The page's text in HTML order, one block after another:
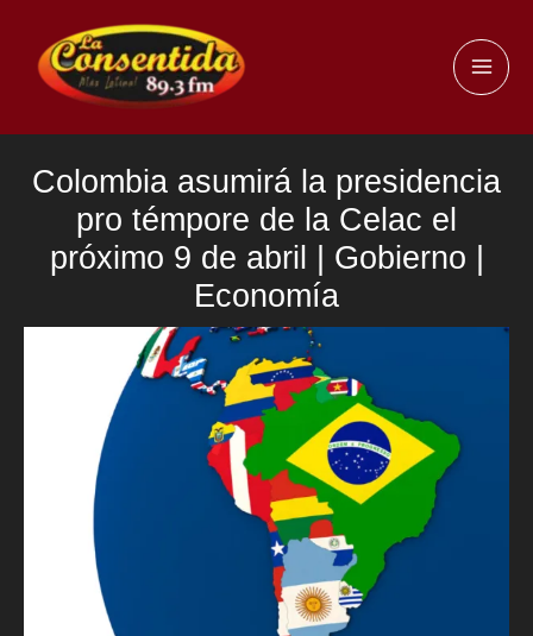
contenido
Colombia asumirá la presidencia
pro témpore de la Celac el
próximo 9 de abril | Gobierno |
Economía